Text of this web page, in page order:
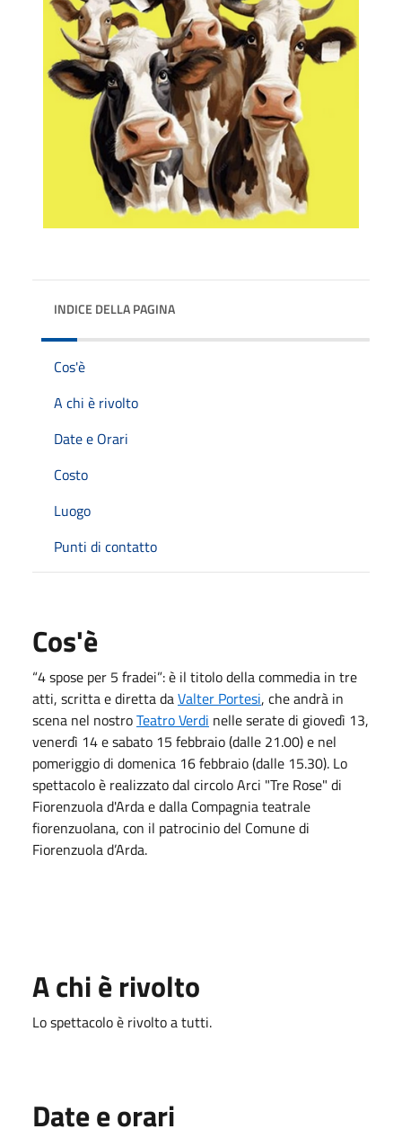
INDICE DELLA PAGINA
Cos'è
A chi è rivolto
Date e Orari
Costo
Luogo
Punti di contatto
Cos'è
“4 spose per 5 fradei”: è il titolo della commedia in tre
atti, scritta e diretta daValter Portesi, che andrà in
scena nel nostroTeatro Verdi nelle serate di giovedì 13,
venerdì 14 e sabato 15 febbraio (dalle 21.00) e nel
pomeriggio di domenica 16 febbraio (dalle 15.30). Lo
spettacolo è realizzato dal circolo Arci "Tre Rose" di
Fiorenzuola d'Arda e dalla Compagnia teatrale
fiorenzuolana, con il patrocinio del Comune di
Fiorenzuola d’Arda.
A chi è rivolto
Lo spettacolo è rivolto a tutti.
Date e orari